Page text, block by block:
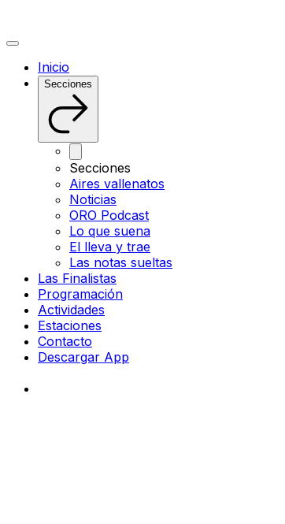
Inicio
Secciones
Secciones
Aires vallenatos
Noticias
ORO Podcast
Lo que suena
El lleva y trae
Las notas sueltas
Las Finalistas
Programación
Actividades
Estaciones
Contacto
Descargar App